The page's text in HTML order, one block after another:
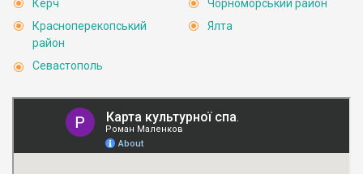
Керч
Красноперекопський
район
Севастополь
Чорноморський район
Ялта